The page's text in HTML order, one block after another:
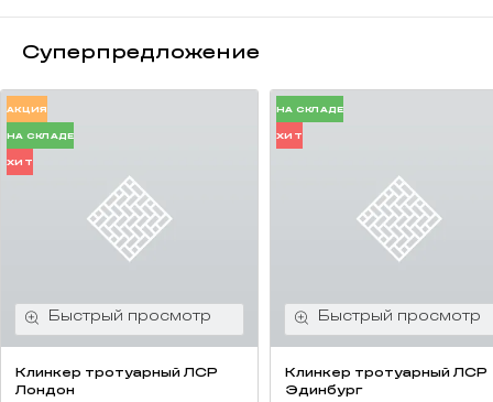
Суперпредложение
АКЦИЯ
НА СКЛАДЕ
ХИТ
Клинкер тротуарный ЛСР
Лондон
НА СКЛАДЕ
ХИТ
Клинкер тротуарный ЛСР
Эдинбург